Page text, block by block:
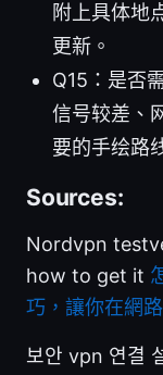
附上具体地
更新。
Q15：是否
信号较差、
要的手绘路
Sources:
Nordvpn
how to get it
巧，讓你在網
보안 vpn 연결